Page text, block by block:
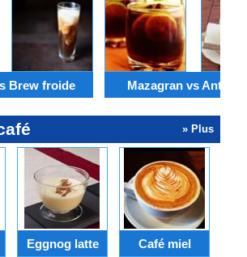
Brew froide Mazagran vs
» Plus
Eggnog latte Café miel